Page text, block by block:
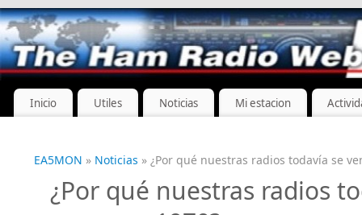
Inicio Utiles Noticias Mi estacion
EA5MON » Noticias » ¿Por qué nuestras radios todavía se
¿Por qué nuestras radios